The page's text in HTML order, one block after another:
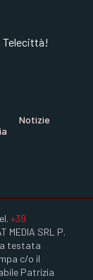
Telecittà!
Notizie
+39
MEDIA SRL P.
testata
c/o il
Patrizia